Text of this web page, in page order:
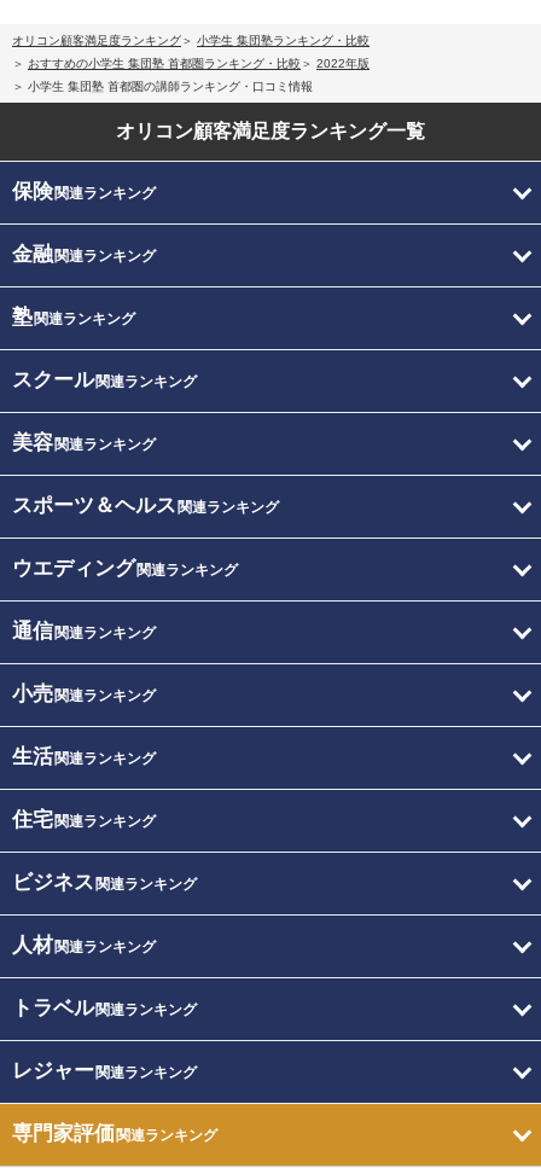
オリコン顧客満足度ランキング
小学生 集団塾ランキング・比較
おすすめの小学生 集団塾 首都圏ランキング・比較
2022年版
小学生 集団塾 首都圏の講師ランキング・口コミ情報
オリコン顧客満足度ランキング一覧
保険関連ランキング
金融関連ランキング
塾関連ランキング
スクール関連ランキング
美容関連ランキング
スポーツ＆ヘルス 関連ランキング
ウエディング関連ランキング
通信関連ランキング
小売関連ランキング
生活関連ランキング
住宅関連ランキング
ビジネス 関連ランキング
人材関連ランキング
トラベル関連ランキング
レジャー関連ランキング
専門家評価関連ランキング